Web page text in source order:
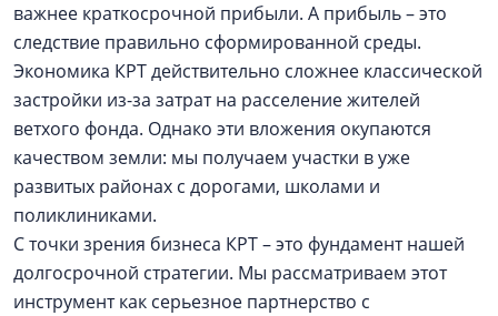
важнее краткосрочной прибыли. А прибыль – это
следствие правильно сформированной среды.
Экономика КРТ действительно сложнее классической
застройки из-за затрат на расселение жителей
ветхого фонда. Однако эти вложения окупаются
качеством земли: мы получаем участки в уже
развитых районах с дорогами, школами и
поликлиниками.
С точки зрения бизнеса КРТ – это фундамент нашей
долгосрочной стратегии. Мы рассматриваем этот
инструмент как серьезное партнерство с